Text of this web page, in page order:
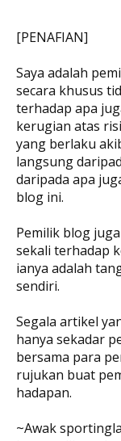
[PENAFIAN]
Saya adalah
secara khusus
terhadap apa
kerugian atas
yang berlaku
langsung
daripada apa
blog ini.
Pemilik blog
sekali terhadap
ianya adalah
sendiri.
Segala artikel
hanya sekadar
bersama para
rujukan buat
hadapan.
~Awak